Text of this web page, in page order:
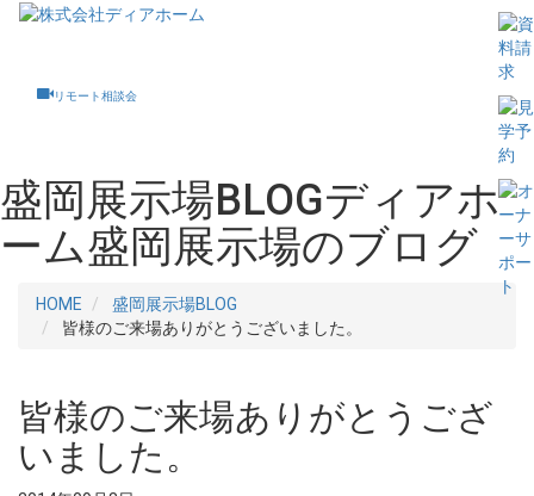
Toggle
リモート相談会
盛岡展示場BLOGディアホ
ーム盛岡展示場のブログ
HOME
盛岡展示場BLOG
皆様のご来場ありがとうございました。
皆様のご来場ありがとうござ
いました。